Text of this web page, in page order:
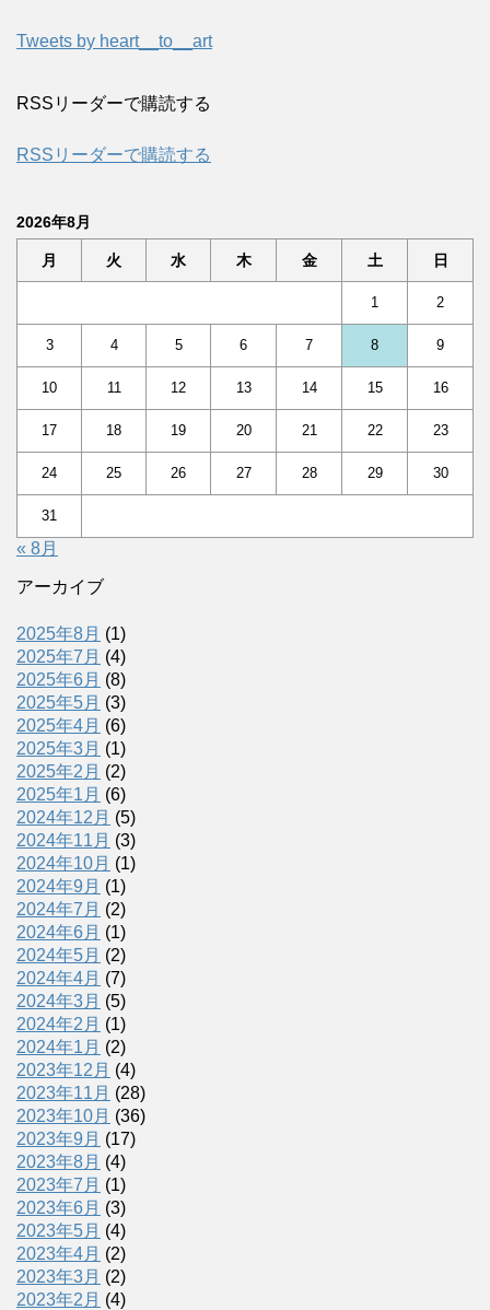
Tweets by heart__to__art
RSSリーダーで購読する
RSSリーダーで購読する
2026年8月
月 火 水 木 金 土 日
1 2
3 4 5 6 7 8 9
10 11 12 13 14 15 16
17 18 19 20 21 22 23
24 25 26 27 28 29 30
31
« 8月
アーカイブ
2025年8月 (1)
2025年7月 (4)
2025年6月 (8)
2025年5月 (3)
2025年4月 (6)
2025年3月 (1)
2025年2月 (2)
2025年1月 (6)
2024年12月 (5)
2024年11月 (3)
2024年10月 (1)
2024年9月 (1)
2024年7月 (2)
2024年6月 (1)
2024年5月 (2)
2024年4月 (7)
2024年3月 (5)
2024年2月 (1)
2024年1月 (2)
2023年12月 (4)
2023年11月 (28)
2023年10月 (36)
2023年9月 (17)
2023年8月 (4)
2023年7月 (1)
2023年6月 (3)
2023年5月 (4)
2023年4月 (2)
2023年3月 (2)
2023年2月 (4)